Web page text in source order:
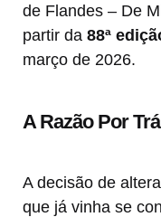
de Flandes – De
partir da 88ª
março de 2026.
A Razão Por
A decisão de
que já vinha se